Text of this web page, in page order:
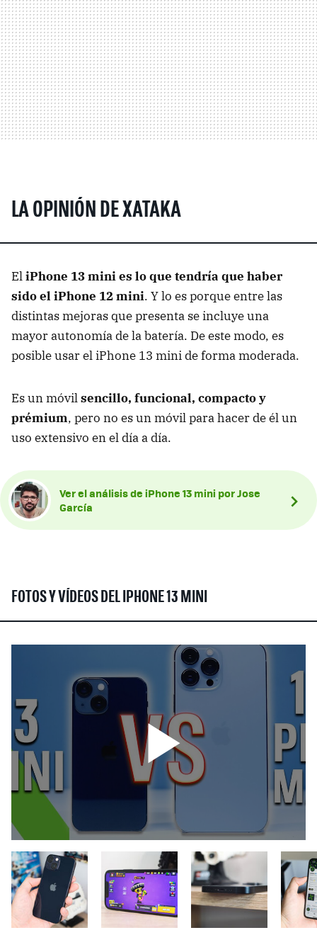
LA OPINIÓN DE XATAKA
EliPhone 13 mini es lo que tendría que haber
sido el iPhone 12 mini. Y lo es porque entre las
distintas mejoras que presenta se incluye una
mayor autonomía de la batería. De este modo, es
posible usar el iPhone 13 mini de forma moderada.
Es un móvilsencillo, funcional, compacto y
prémium, pero no es un móvil para hacer de él un
uso extensivo en el día a día.
Ver el análisis de iPhone 13 mini por Jose
García
FOTOS Y VÍDEOS DEL IPHONE 13 MINI